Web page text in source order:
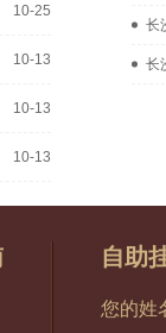
10-25
10-13
10-13
10-13
长
长
自助
您的姓